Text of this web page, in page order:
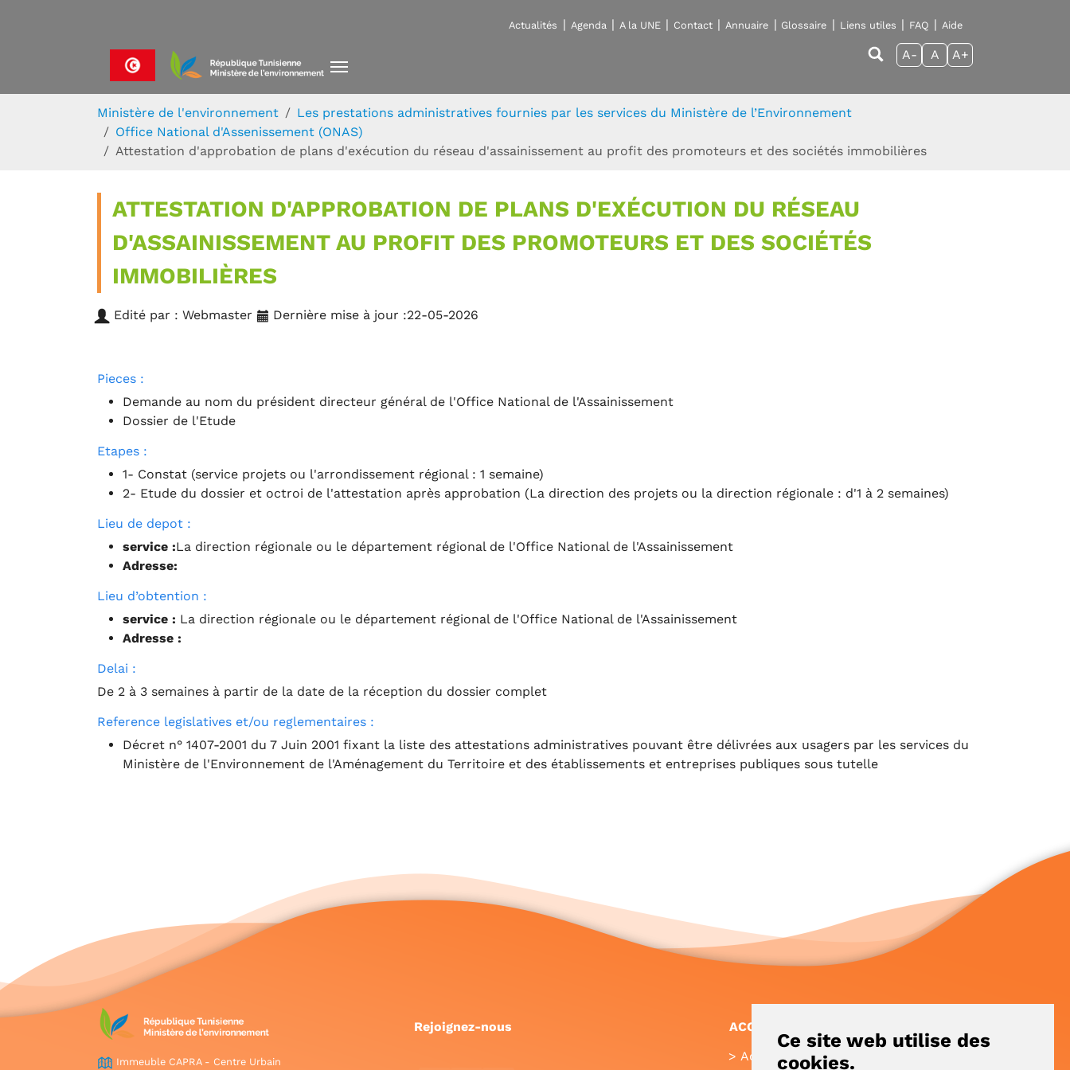
Ce site web utilise des
cookies.
Actualités Agenda A la UNE Contact Annuaire Glossaire Liens utiles FAQ Aide
A- A A+
Ministère de l'environnement
Les prestations administratives fournies par les services du Ministère de l’Environnement
Office National d'Assenissement (ONAS)
Attestation d'approbation de plans d'exécution du réseau d'assainissement au profit des promoteurs et des sociétés immobilières
ATTESTATION D'APPROBATION DE PLANS D'EXÉCUTION DU RÉSEAU
D'ASSAINISSEMENT AU PROFIT DES PROMOTEURS ET DES SOCIÉTÉS
IMMOBILIÈRES
Edité par : Webmaster Dernière mise à jour :22-05-2026
Pieces :
Demande au nom du président directeur général de l'Office National de l'Assainissement
Dossier de l'Etude
Etapes :
1- Constat (service projets ou l'arrondissement régional : 1 semaine)
2- Etude du dossier et octroi de l'attestation après approbation (La direction des projets ou la direction régionale : d'1 à 2 semaines)
Lieu de depot :
service :La direction régionale ou le département régional de l'Office National de l'Assainissement
Adresse:
Lieu d’obtention :
service : La direction régionale ou le département régional de l'Office National de l'Assainissement
Adresse :
Delai :
De 2 à 3 semaines à partir de la date de la réception du dossier complet
Reference legislatives et/ou reglementaires :
Décret n° 1407-2001 du 7 Juin 2001 fixant la liste des attestations administratives pouvant être délivrées aux usagers par les services du
Ministère de l'Environnement de l'Aménagement du Territoire et des établissements et entreprises publiques sous tutelle
Immeuble CAPRA - Centre Urbain
Rejoignez-nous
ACCÈS RAPIDE
Accueil